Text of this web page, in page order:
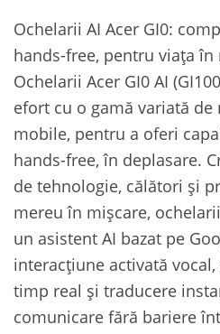
Ochelarii AI Acer GI0:
hands-free, pentru viața în
Ochelarii Acer GI0 AI
efort cu o gamă variată
mobile, pentru a oferi
hands-free, în deplasare.
de tehnologie, călători și
mereu în mișcare,
un asistent AI bazat pe
interacțiune activată
timp real și traducere
comunicare fără bariere